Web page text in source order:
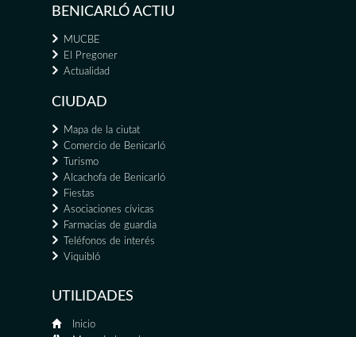
BENICARLÓ ACTIU
MUCBE
El Pregoner
Actualidad
CIUDAD
Mapa de la ciutat
Comercio de Benicarló
Turismo
Alcachofa de Benicarló
Fiestas
Asociaciones cívicas
Farmacias de guardia
Teléfonos de interés
Viquibló
UTILIDADES
Inicio